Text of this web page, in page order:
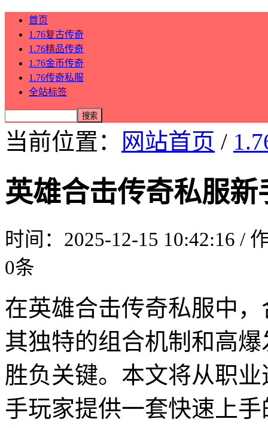
首页
1.76复古传奇
1.76精品传奇
1.76金币传奇
1.76传奇私服
全站标签
当前位置： 网站首页 /
英雄合击传奇私服
时间：2025-12-15 10:42:16 /
0条
在英雄合击传奇私服中
其独特的组合机制和高
胜负关键。本文将从职
手玩家提供一套快速上